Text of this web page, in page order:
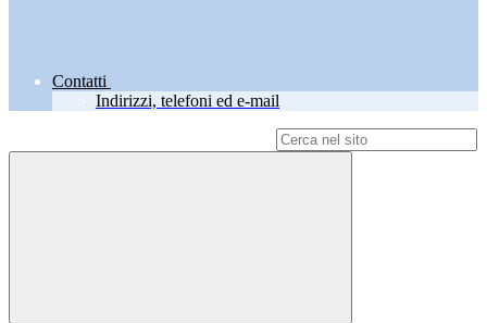
Contatti
Indirizzi, telefoni ed e-mail